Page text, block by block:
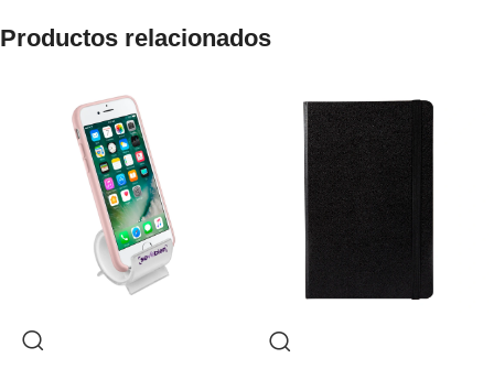
Productos relacionados